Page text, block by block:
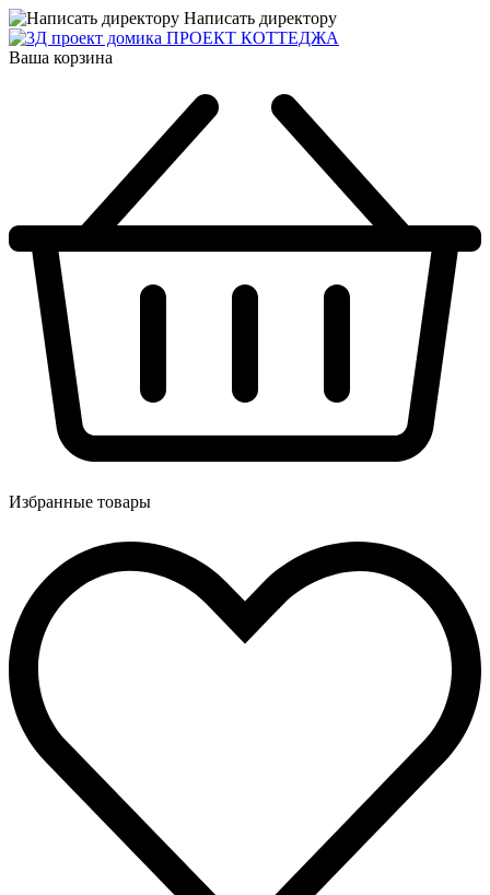
Написать директору
ПРОЕКТ КОТТЕДЖА
Ваша корзина
Избранные товары